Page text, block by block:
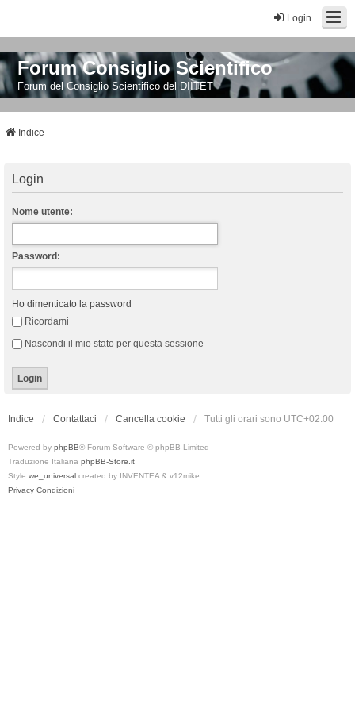
Login
Forum Consiglio Scientifico
Forum del Consiglio Scientifico del DIITET
Indice
Login
Nome utente:
Password:
Ho dimenticato la password
Ricordami
Nascondi il mio stato per questa sessione
Indice Contattaci Cancella cookie Tutti gli orari sono UTC+02:00
Powered by phpBB® Forum Software © phpBB Limited
Traduzione Italiana phpBB-Store.it
Style we_universal created by INVENTEA & v12mike
Privacy Condizioni